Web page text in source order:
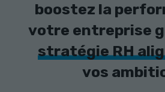
boostez la
votre entreprise
stratégie RH
vos